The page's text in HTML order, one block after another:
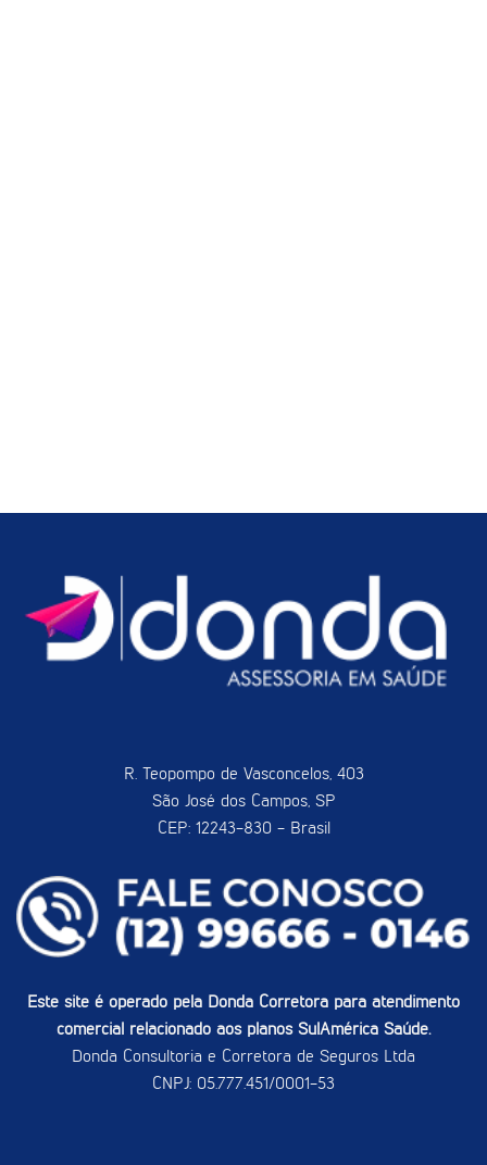
R. Teopompo de Vasconcelos, 403
São José dos Campos, SP
CEP: 12243-830 - Brasil
Este site é operado pela Donda Corretora para atendimento
comercial relacionado aos planos SulAmérica Saúde.
Donda Consultoria e Corretora de Seguros Ltda
CNPJ: 05.777.451/0001-53